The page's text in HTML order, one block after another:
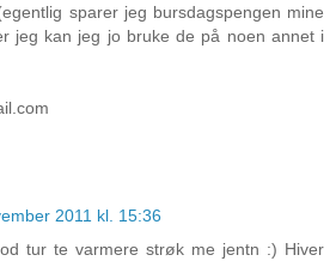
sparer jeg bursdagspengen mine
jeg kan jeg jo bruke de på noen annet i
2011 kl. 15:36
tur te varmere strøk me jentn :) Hiver